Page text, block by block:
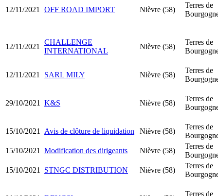
12/11/2021 OFF ROAD IMPORT Nièvre (58)
Terres de
12/11/2021
CHALLENGE
INTERNATIONAL
Nièvre (58)
Terres de
12/11/2021 SARL MILY Nièvre (58)
Terres de
29/10/2021 K&S Nièvre (58)
Terres de
15/10/2021 Avis de clôture de liquidation Nièvre (58)
Terres de
15/10/2021
Modification des dirigeants Nièvre (58)
Terres de
15/10/2021
STNGC DISTRIBUTION Nièvre (58)
Terres de
Terres de